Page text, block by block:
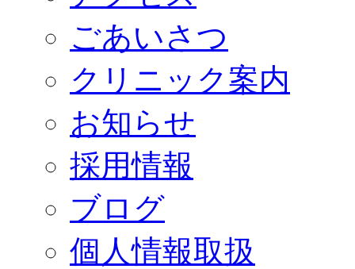
ごあいさつ
クリニック案内
お知らせ
採用情報
ブログ
個人情報取扱